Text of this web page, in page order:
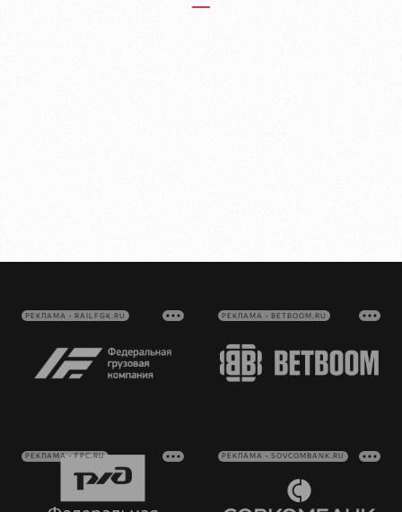
РЕКЛАМА • RAILFGK.RU РЕКЛАМА • BETBOOM.RU
РЕКЛАМА • FPC.RU РЕКЛАМА • SOVCOMBANK.RU